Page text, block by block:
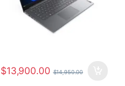
$13,900.00 $14,950.00